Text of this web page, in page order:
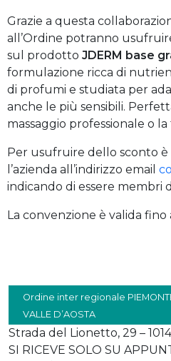
Grazie a questa
all’Ordine potranno
sul prodotto JDERM base
formulazione ricca di
di profumi e studiata per
anche le più sensibili.
massaggio professionale o
Per usufruire dello sconto
l’azienda all’indirizzo email
indicando di essere membri
La convenzione è valida
Ordine inter regionale
VALLE D’AOSTA
Strada del Lionetto, 29 –
SI RICEVE SOLO SU